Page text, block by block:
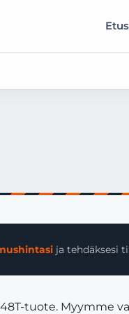
ja tehdäksesi
tuote. Myymme